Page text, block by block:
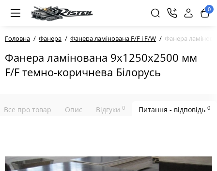
0
Головна Фанера Фанера ламінована F/F і F/W Фанера
Фанера ламінована 9х1250х2500 мм
F/F темно-коричнева Білорусь
Все про товар Опис Відгуки 0 Питання - відповідь 0